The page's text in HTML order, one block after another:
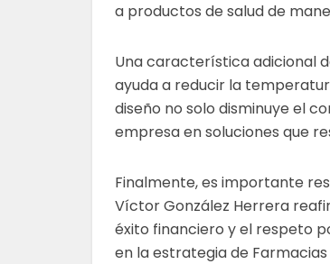
a productos de salud de
Una característica adicional
ayuda a reducir la
diseño no solo disminuye el
empresa en soluciones que
Finalmente, es importante
Víctor González Herrera
éxito financiero y el respeto
en la estrategia de